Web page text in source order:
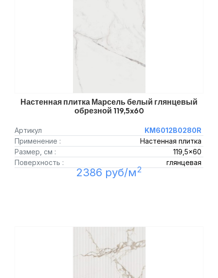
Настенная плитка Марсель белый глянцевый
обрезной 119,5x60
Артикул
KM6012B0280R
Применение :
Настенная плитка
Размер, см :
119,5x60
Поверхность :
глянцевая
2386 руб/м2